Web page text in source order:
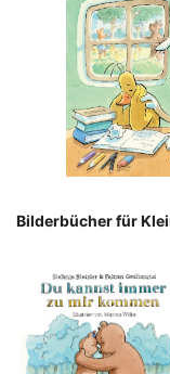
Bilderbücher für